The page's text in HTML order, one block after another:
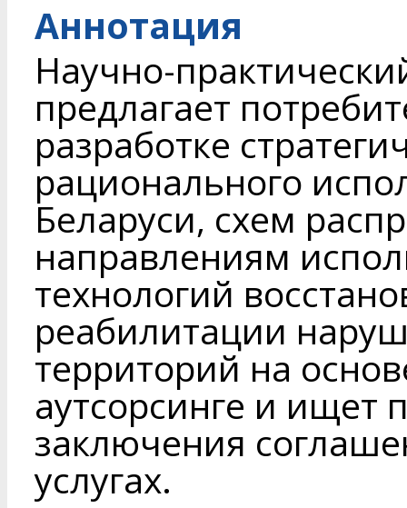
Аннотация
Научно-
предлагает
разработке
рационального
Беларуси, схем
направлениям
технологий
реабилитации
территорий на
аутсорсинге и ищет
заключения
услугах.